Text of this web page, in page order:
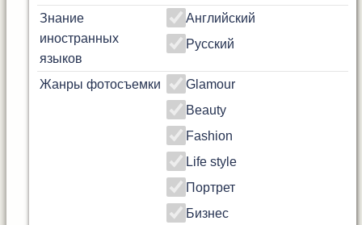
Знание
иностранных
языков
Английский
Русский
Жанры фотосъемки
Glamour
Beauty
Fashion
Life style
Портрет
Бизнес